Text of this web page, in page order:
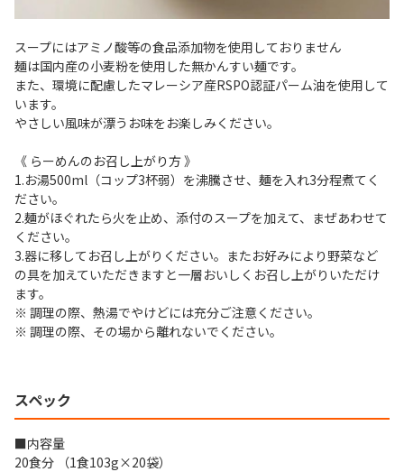
スープにはアミノ酸等の食品添加物を使用しておりません
麺は国内産の小麦粉を使用した無かんすい麺です。
また、環境に配慮したマレーシア産RSPO認証パーム油を使用して
います。
やさしい風味が漂うお味をお楽しみください。
《 らーめんのお召し上がり方 》
1.お湯500ml（コップ3杯弱）を沸騰させ、麺を入れ3分程煮てく
ださい。
2.麺がほぐれたら火を止め、添付のスープを加えて、まぜあわせて
ください。
3.器に移してお召し上がりください。またお好みにより野菜など
の具を加えていただきますと一層おいしくお召し上がりいただけ
ます。
※ 調理の際、熱湯でやけどには充分ご注意ください。
※ 調理の際、その場から離れないでください。
スペック
■内容量
20食分 （1食103g×20袋）